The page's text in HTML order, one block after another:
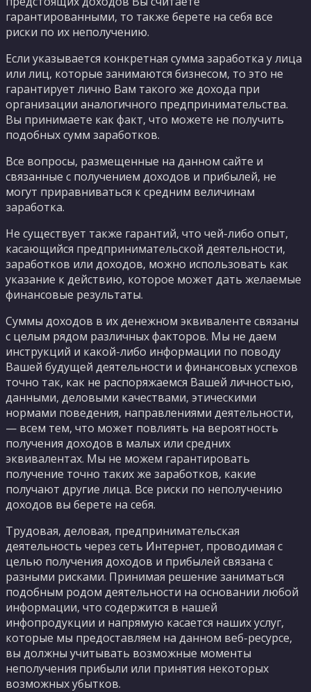
гарантированными, то также берете на себя все
риски по их неполучению.
Если указывается конкретная сумма заработка у лица
или лиц, которые занимаются бизнесом, то это не
гарантирует лично Вам такого же дохода при
организации аналогичного предпринимательства.
Вы принимаете как факт, что можете не получить
подобных сумм заработков.
Все вопросы, размещенные на данном сайте и
связанные с получением доходов и прибылей, не
могут приравниваться к средним величинам
заработка.
Не существует также гарантий, что чей-либо опыт,
касающийся предпринимательской деятельности,
заработков или доходов, можно использовать как
указание к действию, которое может дать желаемые
финансовые результаты.
Суммы доходов в их денежном эквиваленте связаны
с целым рядом различных факторов. Мы не даем
инструкций и какой-либо информации по поводу
Вашей будущей деятельности и финансовых успехов
точно так, как не распоряжаемся Вашей личностью,
данными, деловыми качествами, этическими
нормами поведения, направлениями деятельности,
— всем тем, что может повлиять на вероятность
получения доходов в малых или средних
эквивалентах. Мы не можем гарантировать
получение точно таких же заработков, какие
получают другие лица. Все риски по неполучению
доходов вы берете на себя.
Трудовая, деловая, предпринимательская
деятельность через сеть Интернет, проводимая с
целью получения доходов и прибылей связана с
разными рисками. Принимая решение заниматься
подобным родом деятельности на основании любой
информации, что содержится в нашей
инфопродукции и напрямую касается наших услуг,
которые мы предоставляем на данном веб-ресурсе,
вы должны учитывать возможные моменты
неполучения прибыли или принятия некоторых
возможных убытков.